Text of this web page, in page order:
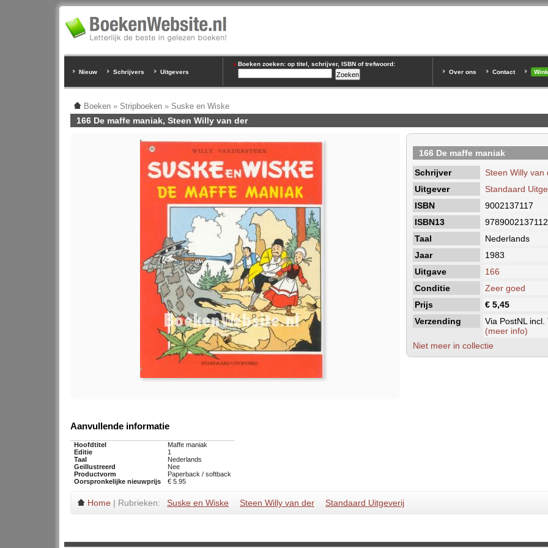
Nieuw Schrijvers Uitgevers
Boeken zoeken: op titel, schrijver, ISBN of trefwoord:
Over ons
Contact
Boeken » Stripboeken » Suske en Wiske
166 De maffe maniak, Steen Willy van der
166 De maffe maniak
Schrijver
Steen Willy van
Uitgever
Standaard
ISBN
9002137117
ISBN13
9789002137112
Taal
Nederlands
Jaar
1983
Uitgave
166
Conditie
Zeer goed
Prijs
€ 5,45
Verzending
Via PostNL incl.
(meer info)
Niet meer in collectie
Aanvullende informatie
Hoofdtitel
Maffe maniak
Editie
1
Taal
Nederlands
Geillustreerd
Nee
Productvorm
Paperback / softback
Oorspronkelijke nieuwprijs
€ 5.95
Home | Rubrieken: Suske en Wiske Steen Willy van der Standaard Uitgeverij